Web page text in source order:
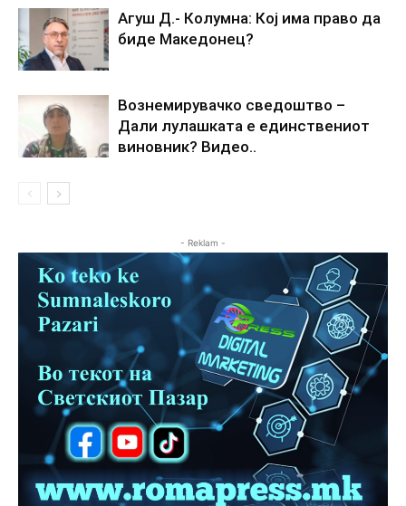
Агуш Д.- Колумна: Кој има право да
биде Македонец?
Вознемирувачко сведоштво –
Дали лулашката е единствениот
виновник? Видео..
- Reklam -